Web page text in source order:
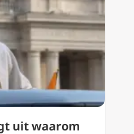
uit waarom